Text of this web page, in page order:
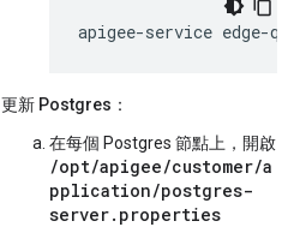
apigee-service edge-
更新 Postgres：
在每個 Postgres 節點上，開啟
/opt/apigee/customer/a
pplication/postgres-
server.properties